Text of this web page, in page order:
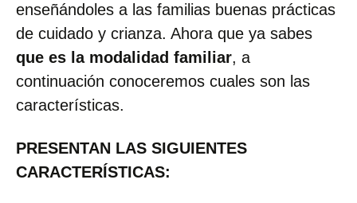
enseñándoles a las familias buenas prácticas
de cuidado y crianza. Ahora que ya sabes
que es la modalidad familiar, a
continuación conoceremos cuales son las
características.
PRESENTAN LAS SIGUIENTES
CARACTERÍSTICAS: